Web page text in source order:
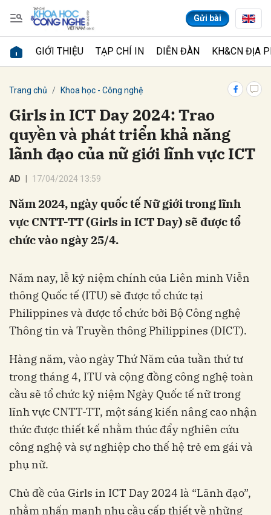
Gửi bài
GIỚI THIỆU TẠP CHÍ IN DIỄN ĐÀN KH&CN ĐỊA
Trang chủ Khoa học - Công nghệ
Girls in ICT Day 2024: Trao
quyền và phát triển khả năng
lãnh đạo của nữ giới lĩnh vực ICT
AD 17/04/2024 13:59
Năm 2024, ngày quốc tế Nữ giới trong lĩnh
vực CNTT-TT (Girls in ICT Day) sẽ được tổ
chức vào ngày 25/4.
Năm nay, lễ kỷ niệm chính của Liên minh Viễn
thông Quốc tế (ITU) sẽ được tổ chức tại
Philippines và được tổ chức bởi Bộ Công nghệ
Thông tin và Truyền thông Philippines (DICT).
Hàng năm, vào ngày Thứ Năm của tuần thứ tư
trong tháng 4, ITU và cộng đồng công nghệ toàn
cầu sẽ tổ chức kỷ niệm Ngày Quốc tế nữ trong
lĩnh vực CNTT-TT, một sáng kiến nâng cao nhận
thức được thiết kế nhằm thúc đẩy nghiên cứu
công nghệ và sự nghiệp cho thế hệ trẻ em gái và
phụ nữ.
Chủ đề của Girls in ICT Day 2024 là “Lãnh đạo”,
nhằm nhấn mạnh nhu cầu cấp thiết về những
Gửi bình luận
Hủy Gửi